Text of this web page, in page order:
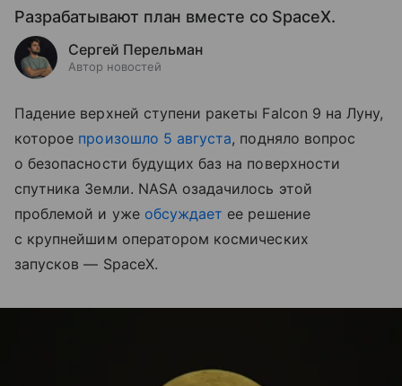
Разрабатывают план вместе со SpaceX.
Сергей Перельман
Автор новостей
Падение верхней ступени ракеты Falcon 9 на Луну,
которое произошло 5 августа, подняло вопрос
о безопасности будущих баз на поверхности
спутника Земли. NASA озадачилось этой
проблемой и уже обсуждает ее решение
с крупнейшим оператором космических
запусков — SpaceX.